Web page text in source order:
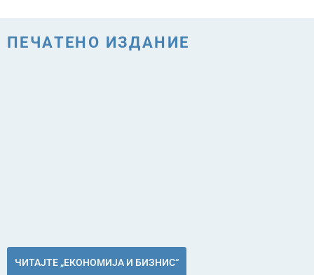
ПЕЧАТЕНО ИЗДАНИЕ
ЧИТАЈТЕ „ЕКОНОМИЈА И БИЗНИС“